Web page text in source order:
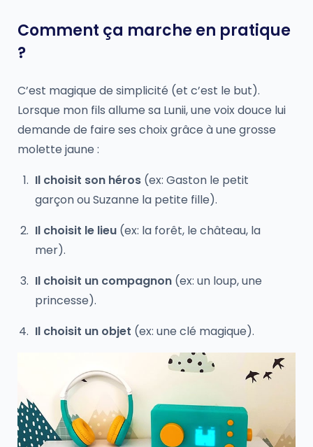
Comment ça marche en pratique
?
C’est magique de simplicité (et c’est le but).
Lorsque mon fils allume sa Lunii, une voix douce lui
demande de faire ses choix grâce à une grosse
molette jaune :
Il choisit son héros (ex: Gaston le petit
garçon ou Suzanne la petite fille).
Il choisit le lieu (ex: la forêt, le château, la
mer).
Il choisit un compagnon (ex: un loup, une
princesse).
Il choisit un objet (ex: une clé magique).